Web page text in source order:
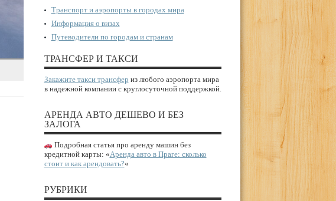
Транспорт и аэропорты в городах мира
Информация о визах
Путеводители по городам и странам
ТРАНСФЕР И ТАКСИ
Закажите такси трансфер из любого аэропорта мира
в надежной компании с круглосуточной поддержкой.
АРЕНДА АВТО ДЕШЕВО И БЕЗ
ЗАЛОГА
Подробная статья про аренду машин без
кредитной карты: «Аренда авто в Праге: сколько
стоит и как арендовать?«
РУБРИКИ